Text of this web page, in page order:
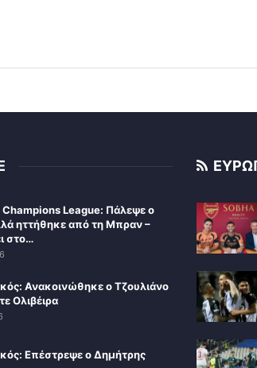
Champions League: Πάλεψε ο
ηττήθηκε από τη Μπραν –
στο…
Ανακοινώθηκε ο Τζουλιάνο
Ολιβέιρα
Επέστρεψε ο Δημήτρης